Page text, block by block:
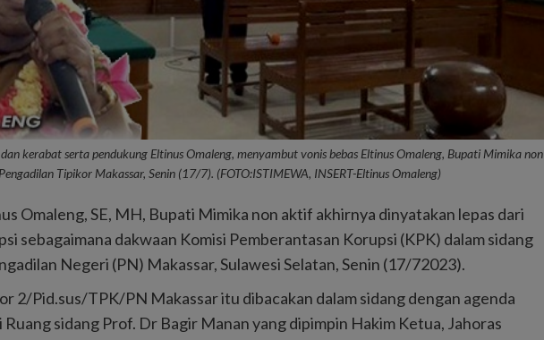
kerabat serta pendukung Eltinus Omaleng, menyambut vonis bebas Eltinus Omaleng, Bupati Mimika non
Tipikor Makassar, Senin (17/7). (FOTO:ISTIMEWA, INSERT-Eltinus Omaleng)
Omaleng, SE, MH, Bupati Mimika non aktif akhirnya dinyatakan lepas dari
sebagaimana dakwaan Komisi Pemberantasan Korupsi (KPK) dalam sidang
Negeri (PN) Makassar, Sulawesi Selatan, Senin (17/72023).
2/Pid.sus/TPK/PN Makassar itu dibacakan dalam sidang dengan agenda
sidang Prof. Dr Bagir Manan yang dipimpin Hakim Ketua, Jahoras